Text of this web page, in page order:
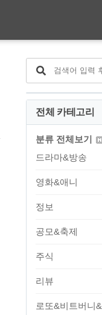
전체 카테고리
분류 전체보기
드라마&방송
영화&애니
정보
공모&축제
주식
리뷰
로또&비트버니